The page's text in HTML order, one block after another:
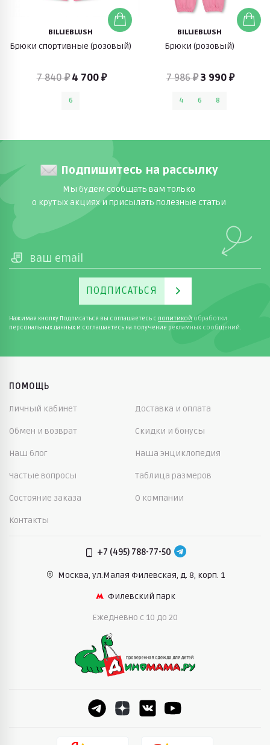
BILLIEBLUSH
Брюки спортивные (розовый)
7 840 ₽ 4 700 ₽
6
BILLIEBLUSH
Брюки (розовый)
7 986 ₽3 990 ₽
4 6 8
Подпишитесь на рассылку
Мы будем сообщать вам только
о крутых акциях и присылать полезные статьи
ПОДПИСАТЬСЯ
Нажимая кнопку Подписаться вы соглашаетесь с политикой обработки
персональных данных и соглашаетесь на получение рекламных сообщений.
ПОМОЩЬ
Личный кабинет Доставка и оплата
Обмен и возврат Скидки и бонусы
Наш блог Наша энциклопедия
Частые вопросы Таблица размеров
Состояние заказа О компании
Контакты
+7 (495) 788-77-50
Москва, ул.Малая Филевская, д. 8, корп. 1
Филевский парк
Ежедневно c 10 до 20